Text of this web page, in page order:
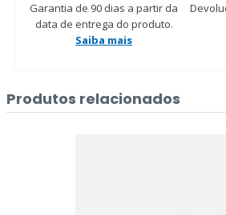
Garantia de 90 dias a partir da
data de entrega do produto.
Saiba mais
Produtos relacionados